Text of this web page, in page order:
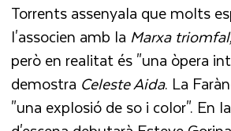
Torrents assenyala que molts
l'associen amb la Marxa triomfal
però en realitat és "una òpera
demostra Celeste Aida. La
"una explosió de so i color". En